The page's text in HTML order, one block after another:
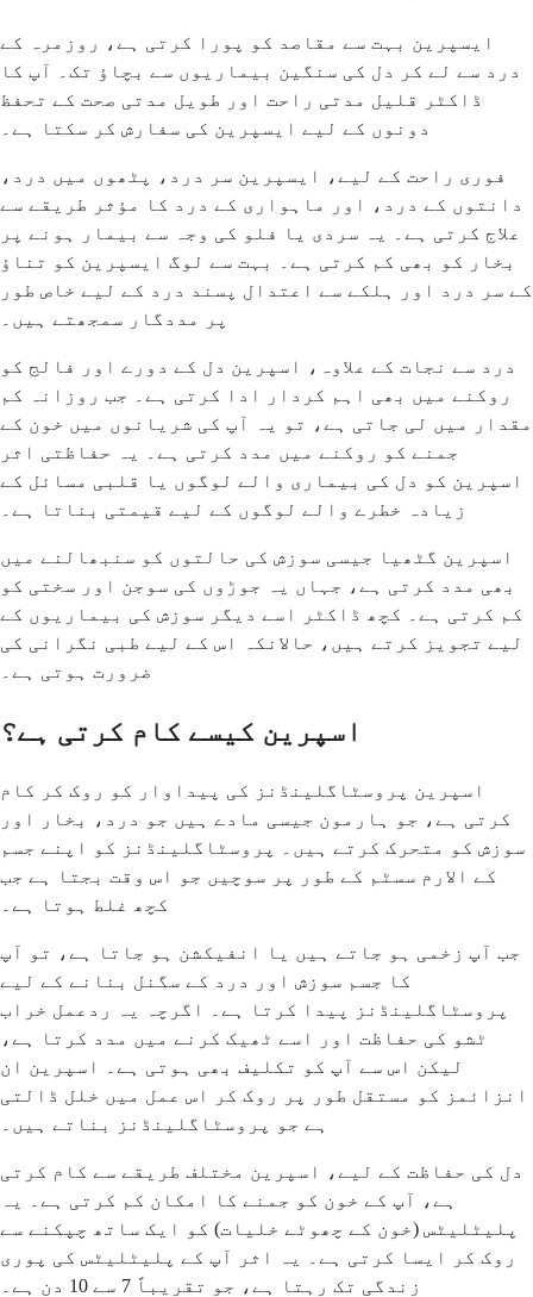
ایسپرین بہت سے مقاصد کو پورا کرتی ہے، روزمرہ کے
درد سے لے کر دل کی سنگین بیماریوں سے بچاؤ تک۔ آپ کا
ڈاکٹر قلیل مدتی راحت اور طویل مدتی صحت کے تحفظ
دونوں کے لیے ایسپرین کی سفارش کر سکتا ہے۔
فوری راحت کے لیے، ایسپرین سر درد، پٹھوں میں درد،
دانتوں کے درد، اور ماہواری کے درد کا مؤثر طریقے سے
علاج کرتی ہے۔ یہ سردی یا فلو کی وجہ سے بیمار ہونے پر
بخار کو بھی کم کرتی ہے۔ بہت سے لوگ ایسپرین کو تناؤ
کے سر درد اور ہلکے سے اعتدال پسند درد کے لیے خاص طور
پر مددگار سمجھتے ہیں۔
درد سے نجات کے علاوہ، اسپرین دل کے دورے اور فالج کو
روکنے میں بھی اہم کردار ادا کرتی ہے۔ جب روزانہ کم
مقدار میں لی جاتی ہے، تو یہ آپ کی شریانوں میں خون کے
جمنے کو روکنے میں مدد کرتی ہے۔ یہ حفاظتی اثر
اسپرین کو دل کی بیماری والے لوگوں یا قلبی مسائل کے
زیادہ خطرے والے لوگوں کے لیے قیمتی بناتا ہے۔
اسپرین گٹھیا جیسی سوزش کی حالتوں کو سنبھالنے میں
بھی مدد کرتی ہے، جہاں یہ جوڑوں کی سوجن اور سختی کو
کم کرتی ہے۔ کچھ ڈاکٹر اسے دیگر سوزش کی بیماریوں کے
لیے تجویز کرتے ہیں، حالانکہ اس کے لیے طبی نگرانی کی
ضرورت ہوتی ہے۔
اسپرین کیسے کام کرتی ہے؟
اسپرین پروسٹاگلینڈنز کی پیداوار کو روک کر کام
کرتی ہے، جو ہارمون جیسی مادے ہیں جو درد، بخار اور
سوزش کو متحرک کرتے ہیں۔ پروسٹاگلینڈنز کو اپنے جسم
کے الارم سسٹم کے طور پر سوچیں جو اس وقت بجتا ہے جب
کچھ غلط ہوتا ہے۔
جب آپ زخمی ہو جاتے ہیں یا انفیکشن ہو جاتا ہے، تو آپ
کا جسم سوزش اور درد کے سگنل بنانے کے لیے
پروسٹاگلینڈنز پیدا کرتا ہے۔ اگرچہ یہ ردعمل خراب
ٹشو کی حفاظت اور اسے ٹھیک کرنے میں مدد کرتا ہے،
لیکن اس سے آپ کو تکلیف بھی ہوتی ہے۔ اسپرین ان
انزائمز کو مستقل طور پر روک کر اس عمل میں خلل ڈالتی
ہے جو پروسٹاگلینڈنز بناتے ہیں۔
دل کی حفاظت کے لیے، اسپرین مختلف طریقے سے کام کرتی
ہے، آپ کے خون کو جمنے کا امکان کم کرتی ہے۔ یہ
پلیٹلیٹس (خون کے چھوٹے خلیات) کو ایک ساتھ چپکنے سے
روک کر ایسا کرتی ہے۔ یہ اثر آپ کے پلیٹلیٹس کی پوری
زندگی تک رہتا ہے، جو تقریباً 7 سے 10 دن ہے۔